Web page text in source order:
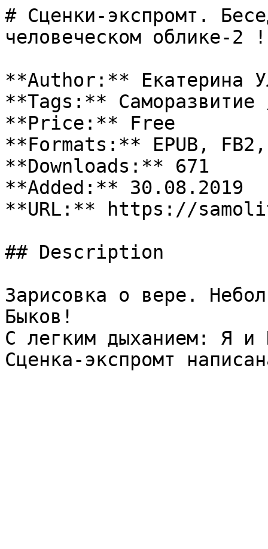
# Сценки-экспромт.
человеческом облике-2 !
**Author:** Екатерина
**Tags:** Саморазвитие
**Price:** Free
**Formats:** EPUB, FB2,
**Downloads:** 671
**Added:** 30.08.2019
**URL:** https://
## Description
Зарисовка о вере.
Быков!
С легким дыханием: Я и
Сценка-экспромт